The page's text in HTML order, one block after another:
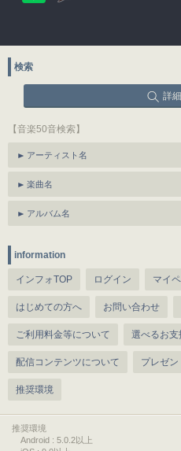
検索
詳
【音楽50音検索】
アーティスト名
楽曲名
アルバム名
information
インフォTOP ログイン マイ
はじめての方へ お問い合わせ
ご利用料金等について 選べるお支
配信コンテンツについて プレゼ
推奨環境
推奨環境
Android : 5.0.2以上